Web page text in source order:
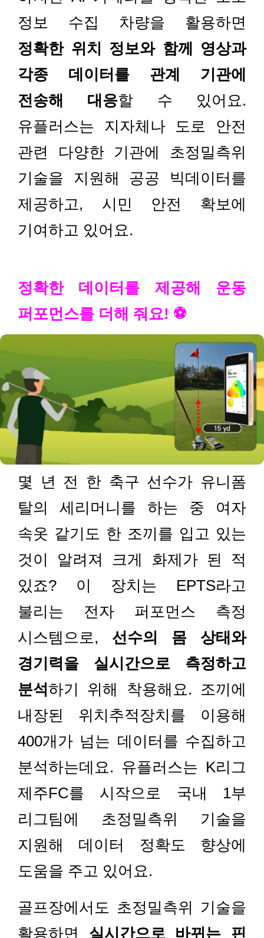
정보 수집 차량을 활용하면
정확한 위치 정보와 함께 영상과
각종 데이터를 관계 기관에
전송해 대응할 수 있어요.
유플러스는 지자체나 도로 안전
관련 다양한 기관에 초정밀측위
기술을 지원해 공공 빅데이터를
제공하고, 시민 안전 확보에
기여하고 있어요.
정확한 데이터를 제공해 운동
퍼포먼스를 더해 줘요! ⚽
몇 년 전 한 축구 선수가 유니폼
탈의 세리머니를 하는 중 여자
속옷 같기도 한 조끼를 입고 있는
것이 알려져 크게 화제가 된 적
있죠? 이 장치는 EPTS라고
불리는 전자 퍼포먼스 측정
시스템으로, 선수의 몸 상태와
경기력을 실시간으로 측정하고
분석하기 위해 착용해요. 조끼에
내장된 위치추적장치를 이용해
400개가 넘는 데이터를 수집하고
분석하는데요. 유플러스는 K리그
제주FC를 시작으로 국내 1부
리그팀에 초정밀측위 기술을
지원해 데이터 정확도 향상에
도움을 주고 있어요.
골프장에서도 초정밀측위 기술을
활용하면 실시간으로 바뀌는 핀